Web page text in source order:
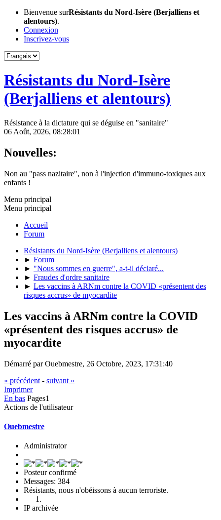
Bienvenue surRésistants du Nord-Isère (Berjalliens et
alentours).
Connexion
Inscrivez-vous
Résistants du Nord-Isère
(Berjalliens et alentours)
Résistance à la dictature qui se déguise en "sanitaire"
06 Août, 2026, 08:28:01
Nouvelles:
Non au "pass nazitaire", non à l'injection d'immuno-toxiques aux
enfants !
Menu principal
Menu principal
Accueil
Forum
Résistants du Nord-Isère (Berjalliens et alentours)
► Forum
► "Nous sommes en guerre", a-t-il déclaré...
► Fraudes d'ordre sanitaire
► Les vaccins à ARNm contre la COVID «présentent des
risques accrus» de myocardite
Les vaccins à ARNm contre la COVID
«présentent des risques accrus» de
myocardite
Démarré par Ouebmestre, 26 Octobre, 2023, 17:31:40
« précédent - suivant »
Imprimer
En bas Pages1
Actions de l'utilisateur
Ouebmestre
Administrator
Posteur confirmé
Messages: 384
Résistants, nous n'obéissons à aucun terroriste.
IP archivée